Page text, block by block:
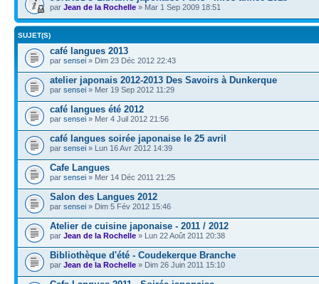
par Jean de la Rochelle » Mar 1 Sep 2009 18:51
SUJET(S)
café langues 2013
par sensei » Dim 23 Déc 2012 22:43
atelier japonais 2012-2013 Des Savoirs à Dunkerque
par sensei » Mer 19 Sep 2012 11:29
café langues été 2012
par sensei » Mer 4 Juil 2012 21:56
café langues soirée japonaise le 25 avril
par sensei » Lun 16 Avr 2012 14:39
Cafe Langues
par sensei » Mer 14 Déc 2011 21:25
Salon des Langues 2012
par sensei » Dim 5 Fév 2012 15:46
Atelier de cuisine japonaise - 2011 / 2012
par Jean de la Rochelle » Lun 22 Août 2011 20:38
Bibliothèque d'été - Coudekerque Branche
par Jean de la Rochelle » Dim 26 Juin 2011 15:10